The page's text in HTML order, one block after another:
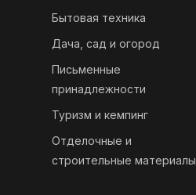
Бытовая техника
Дача, сад и огород
Письменные
принадлежности
Туризм и кемпинг
Отделочные и
строительные материалы